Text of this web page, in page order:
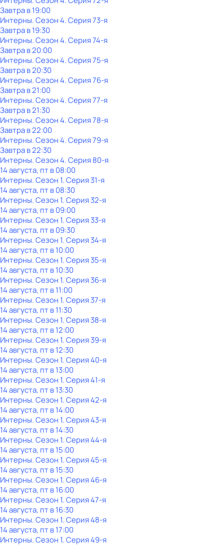
Завтра в 19:00
Интерны. Сезон 4. Серия 73-я
Завтра в 19:30
Интерны. Сезон 4. Серия 74-я
Завтра в 20:00
Интерны. Сезон 4. Серия 75-я
Завтра в 20:30
Интерны. Сезон 4. Серия 76-я
Завтра в 21:00
Интерны. Сезон 4. Серия 77-я
Завтра в 21:30
Интерны. Сезон 4. Серия 78-я
Завтра в 22:00
Интерны. Сезон 4. Серия 79-я
Завтра в 22:30
Интерны. Сезон 4. Серия 80-я
14 августа, пт в 08:00
Интерны. Сезон 1. Серия 31-я
14 августа, пт в 08:30
Интерны. Сезон 1. Серия 32-я
14 августа, пт в 09:00
Интерны. Сезон 1. Серия 33-я
14 августа, пт в 09:30
Интерны. Сезон 1. Серия 34-я
14 августа, пт в 10:00
Интерны. Сезон 1. Серия 35-я
14 августа, пт в 10:30
Интерны. Сезон 1. Серия 36-я
14 августа, пт в 11:00
Интерны. Сезон 1. Серия 37-я
14 августа, пт в 11:30
Интерны. Сезон 1. Серия 38-я
14 августа, пт в 12:00
Интерны. Сезон 1. Серия 39-я
14 августа, пт в 12:30
Интерны. Сезон 1. Серия 40-я
14 августа, пт в 13:00
Интерны. Сезон 1. Серия 41-я
14 августа, пт в 13:30
Интерны. Сезон 1. Серия 42-я
14 августа, пт в 14:00
Интерны. Сезон 1. Серия 43-я
14 августа, пт в 14:30
Интерны. Сезон 1. Серия 44-я
14 августа, пт в 15:00
Интерны. Сезон 1. Серия 45-я
14 августа, пт в 15:30
Интерны. Сезон 1. Серия 46-я
14 августа, пт в 16:00
Интерны. Сезон 1. Серия 47-я
14 августа, пт в 16:30
Интерны. Сезон 1. Серия 48-я
14 августа, пт в 17:00
Интерны. Сезон 1. Серия 49-я